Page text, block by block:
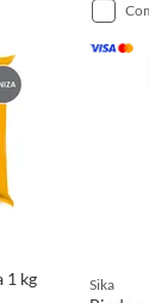
1 kg Sika